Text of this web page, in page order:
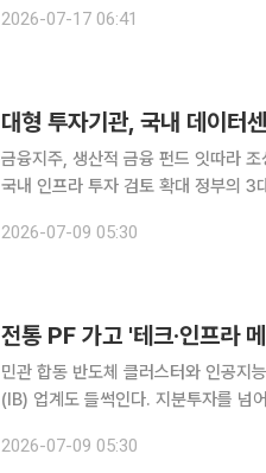
2026-07-17 06:41
금융지주, 생산적 금융 펀드 잇따라 조
국내 인프라 투자 검토 확대 정부의 3대 메가프로젝트 추진을 계기로 금융지주와 기관투자가 자금
시설이 장기 투자처로 부상하면서 대
2026-07-09 05:30
민관 합동 반도체 클러스터와 인공지
(IB) 업계도 들썩인다. 지분투자를 넘
투자 구조를 본격 가동하면서, 대형
2026-07-09 05:30